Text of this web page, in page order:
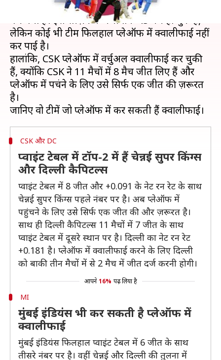
IPL 2019 यानी IPL का 12वां सीज़न रोमांच के चरम पर
पहुंच गया है। इस सीज़न में अभी तक 43 मैच हो चुके हैं,
लेकिन कोई भी टीम फिलहाल प्लेऑफ में क्वालीफाई नहीं
कर पाई है।
हालांकि, CSK प्लेऑफ में वर्चुअल क्वालीफाई कर चुकी
हैं, क्योंकि CSK ने 11 मैचों में 8 मैच जीत लिए हैं और
प्लेऑफ में पहुंचने के लिए उसे सिर्फ एक जीत की ज़रूरत
है।
CSK और DC
प्वाइंट टेबल में टॉप-2 में हैं चेन्नई सुपर किंग्स
और दिल्ली कैपिटल्स
प्वाइंट टेबल में 8 जीत और +0.091 के नेट रन रेट के साथ
चेन्नई सुपर किंग्स पहले नंबर पर है। अब प्लेऑफ में
पहुंचने के लिए उसे सिर्फ एक जीत की और ज़रूरत है।
साथ ही दिल्ली कैपिटल्स 11 मैचों में 7 जीत के साथ
प्वाइंट टेबल में दूसरे स्थान पर है। दिल्ली का नेट रन रेट
+0.181 है। प्लेऑफ में क्वालीफाई करने के लिए दिल्ली
को बाकी तीन मैचों में से 2 मैच में जीत दर्ज करनी होगी।
आपने 16% पढ़ लिया है
MI
मुंबई इंडियंस भी कर सकती है प्लेऑफ में
क्वालीफाई
मुंबई इंडियंस फिलहाल प्वाइंट टेबल में 6 जीत के साथ
तीसरे नंबर पर है। वहीं चेन्नई और दिल्ली की तुलना में